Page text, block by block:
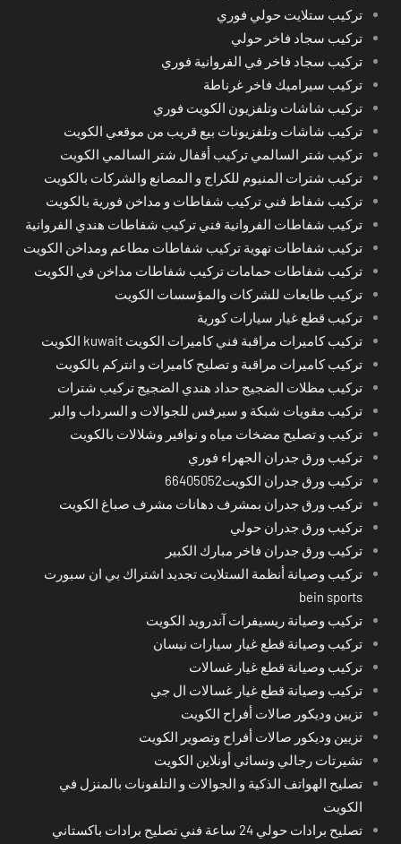
تركيب ستلايت حولي فوري
تركيب سجاد فاخر حولي
تركيب سجاد فاخر في الفروانية فوري
تركيب سيراميك فاخر غرناطة
تركيب شاشات وتلفزيون الكويت فوري
تركيب شاشات وتلفزيونات بيع قريب من موقعي الكويت
تركيب شتر السالمي تركيب أقفال شتر السالمي الكويت
تركيب شترات المنيوم للكراج و المصانع والشركات بالكويت
تركيب شفاط فني تركيب شفاطات و مداخن فورية بالكويت
تركيب شفاطات الفروانية فني تركيب شفاطات هندي الفروانية
تركيب شفاطات تهوية تركيب شفاطات مطاعم ومداخن الكويت
تركيب شفاطات حمامات تركيب شفاطات مداخن في الكويت
تركيب طابعات للشركات والمؤسسات الكويت
تركيب قطع غيار سيارات كورية
تركيب كاميرات مراقبة فني كاميرات الكويت kuwait الكويت
تركيب كاميرات مراقبة و تصليح كاميرات و انتركم بالكويت
تركيب مظلات الضجيج حداد هندي الضجيج تركيب شترات
تركيب مقويات شبكة و سيرفس للجوالات و السرداب والبر
تركيب و تصليح مضخات مياه و نوافير وشلالات بالكويت
تركيب ورق جدران الجهراء فوري
تركيب ورق جدران الكويت66405052
تركيب ورق جدران بمشرف دهانات مشرف صباغ الكويت
تركيب ورق جدران حولي
تركيب ورق جدران فاخر مبارك الكبير
تركيب وصيانة أنظمة الستلايت تجديد اشتراك بي ان سبورت
bein sports
تركيب وصيانة ريسيفرات آندرويد الكويت
تركيب وصيانة قطع غيار سيارات نيسان
تركيب وصيانة قطع غيار غسالات
تركيب وصيانة قطع غيار غسالات ال جي
تزيين وديكور صالات أفراح الكويت
تزيين وديكور صالات أفراح وتصوير الكويت
تشيرتات رجالي ونسائي أونلاين الكويت
تصليح الهواتف الذكية و الجوالات و التلفونات بالمنزل في
الكويت
تصليح برادات حولي 24 ساعة فني تصليح برادات باكستاني